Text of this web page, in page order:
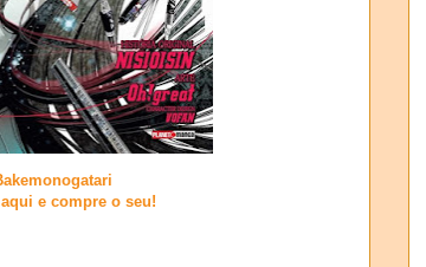
e compre o seu!